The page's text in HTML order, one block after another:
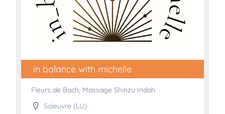
in balance with michelle
Fleurs de Bach, Massage Shinzu Indah
Soleuvre (LU)